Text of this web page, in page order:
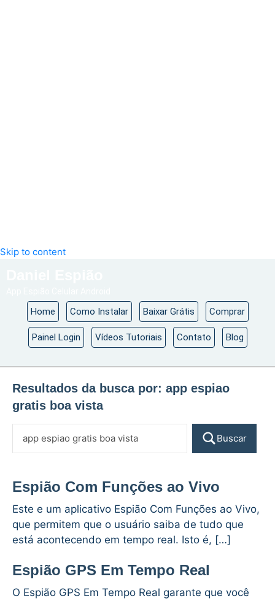
Skip to content
Home Como Instalar Baixar Grátis Comprar
Painel Login Vídeos Tutoriais Contato Blog
Resultados da busca por: app espiao
gratis boa vista
Buscar
Espião Com Funções ao Vivo
Este e um aplicativo Espião Com Funções ao Vivo,
que permitem que o usuário saiba de tudo que
está acontecendo em tempo real. Isto é, […]
Espião GPS Em Tempo Real
O Espião GPS Em Tempo Real garante que você